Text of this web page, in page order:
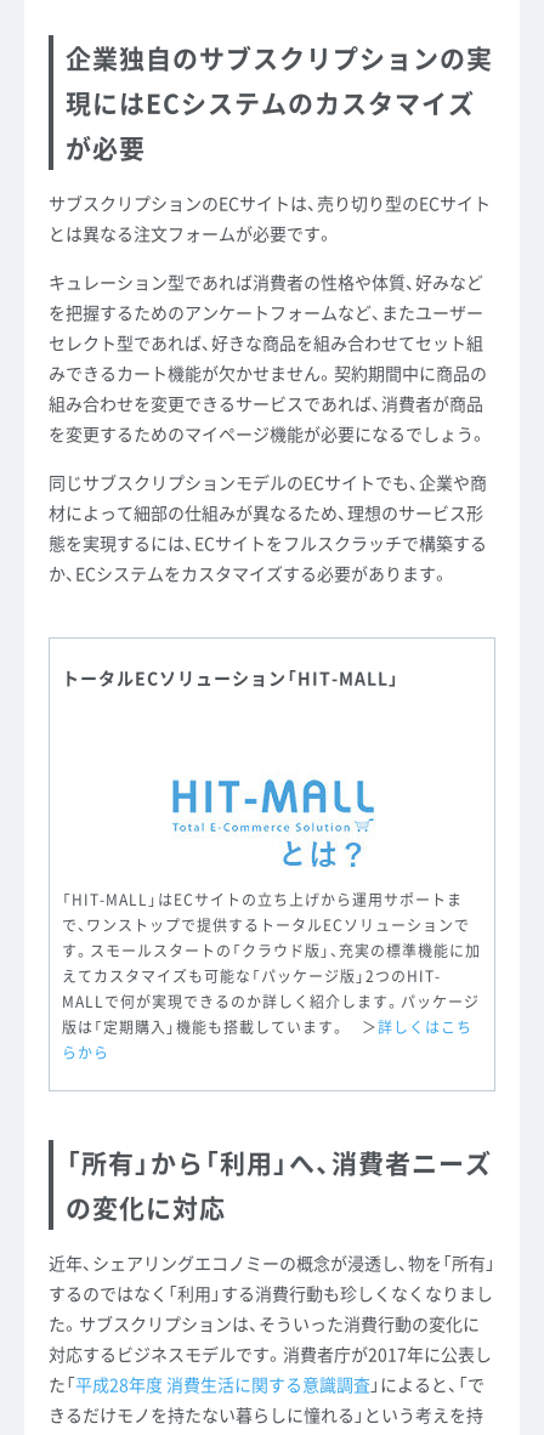
企業独自のサブスクリプションの実
現にはECシステムのカスタマイズ
が必要
サブスクリプションのECサイトは、売り切り型のECサイト
とは異なる注文フォームが必要です。
キュレーション型であれば消費者の性格や体質、好みなど
を把握するためのアンケートフォームなど、またユーザー
セレクト型であれば、好きな商品を組み合わせてセット組
みできるカート機能が欠かせません。契約期間中に商品の
組み合わせを変更できるサービスであれば、消費者が商品
を変更するためのマイページ機能が必要になるでしょう。
同じサブスクリプションモデルのECサイトでも、企業や商
材によって細部の仕組みが異なるため、理想のサービス形
態を実現するには、ECサイトをフルスクラッチで構築する
か、ECシステムをカスタマイズする必要があります。
トータルECソリューション「HIT-MALL」
「HIT-MALL」はECサイトの立ち上げから運用サポートま
で、ワンストップで提供するトータルECソリューションで
す。スモールスタートの「クラウド版」、充実の標準機能に加
えてカスタマイズも可能な「パッケージ版」2つのHIT-
MALLで何が実現できるのか詳しく紹介します。パッケージ
版は「定期購入」機能も搭載しています。 ＞詳しくはこち
らから
「所有」から「利用」へ、消費者ニーズ
の変化に対応
近年、シェアリングエコノミーの概念が浸透し、物を「所有」
するのではなく「利用」する消費行動も珍しくなくなりまし
た。サブスクリプションは、そういった消費行動の変化に
対応するビジネスモデルです。消費者庁が2017年に公表し
た「平成28年度 消費生活に関する意識調査」によると、「で
きるだけモノを持たない暮らしに憧れる」という考えを持